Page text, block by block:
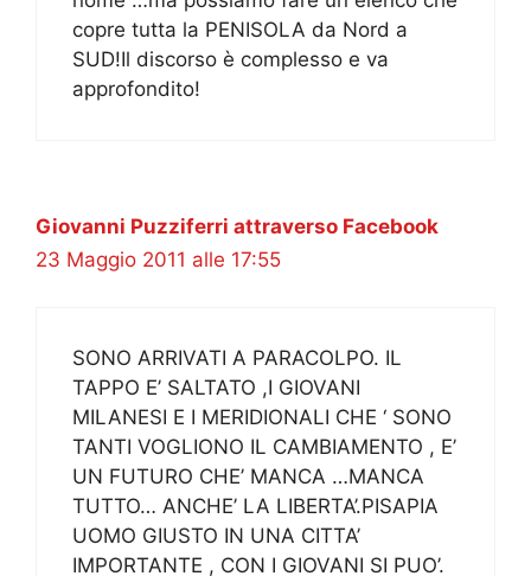
copre tutta la PENISOLA da Nord a
SUD!Il discorso è complesso e va
approfondito!
Giovanni Puzziferri attraverso Facebook
23 Maggio 2011 alle 17:55
SONO ARRIVATI A PARACOLPO. IL
TAPPO E’ SALTATO ,I GIOVANI
MILANESI E I MERIDIONALI CHE ‘ SONO
TANTI VOGLIONO IL CAMBIAMENTO , E’
UN FUTURO CHE’ MANCA …MANCA
TUTTO… ANCHE’ LA LIBERTA’.PISAPIA
UOMO GIUSTO IN UNA CITTA’
IMPORTANTE , CON I GIOVANI SI PUO’.